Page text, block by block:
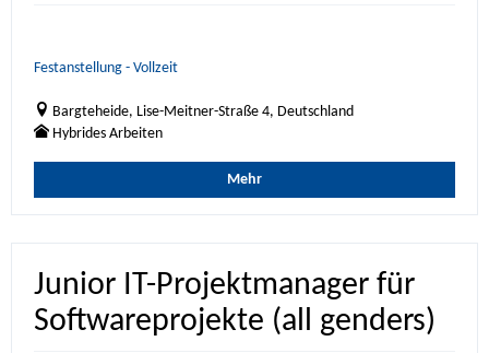
Festanstellung - Vollzeit
Bargteheide, Lise-Meitner-Straße 4, Deutschland
Hybrides Arbeiten
Mehr
Junior IT-Projektmanager für
Softwareprojekte (all genders)